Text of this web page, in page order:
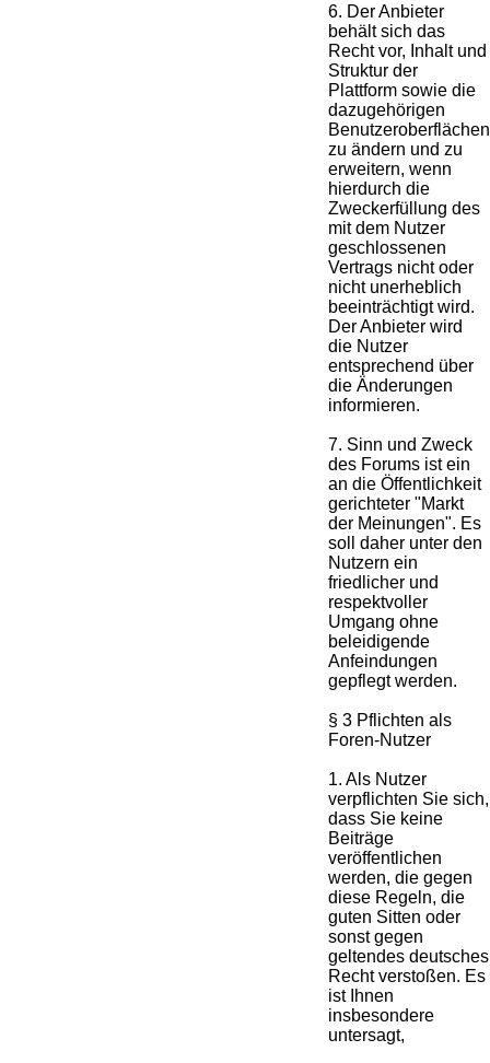
6. Der Anbieter
behält sich das
Recht vor, Inhalt und
Struktur der
Plattform sowie die
dazugehörigen
Benutzeroberflächen
zu ändern und zu
erweitern, wenn
hierdurch die
Zweckerfüllung des
mit dem Nutzer
geschlossenen
Vertrags nicht oder
nicht unerheblich
beeinträchtigt wird.
Der Anbieter wird
die Nutzer
entsprechend über
die Änderungen
informieren.
7. Sinn und Zweck
des Forums ist ein
an die Öffentlichkeit
gerichteter "Markt
der Meinungen". Es
soll daher unter den
Nutzern ein
friedlicher und
respektvoller
Umgang ohne
beleidigende
Anfeindungen
gepflegt werden.
§ 3 Pflichten als
Foren-Nutzer
1. Als Nutzer
verpflichten Sie sich,
dass Sie keine
Beiträge
veröffentlichen
werden, die gegen
diese Regeln, die
guten Sitten oder
sonst gegen
geltendes deutsches
Recht verstoßen. Es
ist Ihnen
insbesondere
untersagt,